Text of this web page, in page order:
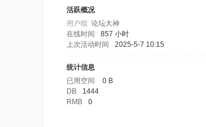
活跃概况
用户组 论坛大神
在线时间
857 小时
上次活动时间
2025-5-7 10:15
统计信息
已用空间
0 B
DB
1444
RMB
0